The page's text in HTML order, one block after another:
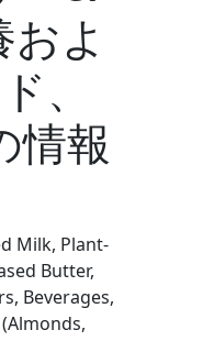
よ
、
情報
Milk, Plant-
Butter,
Beverages,